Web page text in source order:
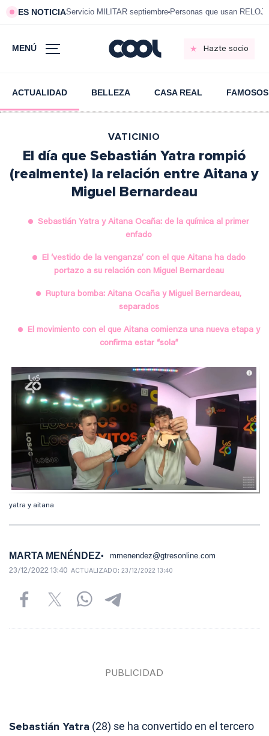
ES NOTICIAServicio MILITAR septiembre Personas que usan RELOJ
MENÚ Hazte socio
ACTUALIDAD BELLEZA CASA REAL FAMOSOS
VATICINIO
El día que Sebastián Yatra rompió
(realmente) la relación entre Aitana y
Miguel Bernardeau
Sebastián Yatra y Aitana Ocaña: de la química al primer
enfado
El ‘vestido de la venganza’ con el que Aitana ha dado
portazo a su relación con Miguel Bernardeau
Ruptura bomba: Aitana Ocaña y Miguel Bernardeau,
separados
El movimiento con el que Aitana comienza una nueva etapa y
confirma estar “sola”
yatra y aitana
MARTA MENÉNDEZ mmenendez@gtresonline.com
23/12/2022 13:40 ACTUALIZADO: 23/12/2022 13:40
Sebastián Yatra (28) se ha convertido en el tercero